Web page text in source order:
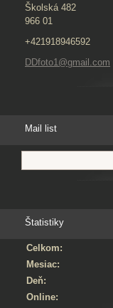
Školská 482
966 01
+421918946592
DDfoto1@gmail.com
Mail list
Štatistiky
Online:
Celkom:
Mesiac:
Deň: